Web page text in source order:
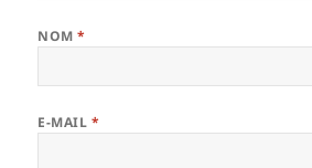
NOM*
E-MAIL *